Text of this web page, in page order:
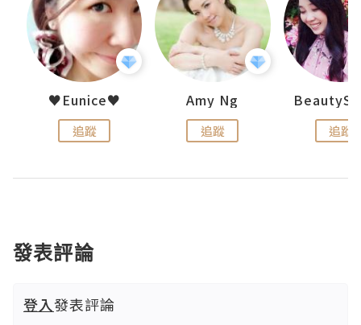
♥Eunice♥
追蹤
Amy Ng
追蹤 追蹤
發表評論
登入發表評論